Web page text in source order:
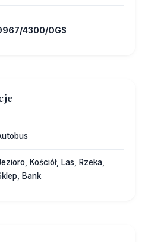
4300/OGS
Kościół, Las, Rzeka,
Bank